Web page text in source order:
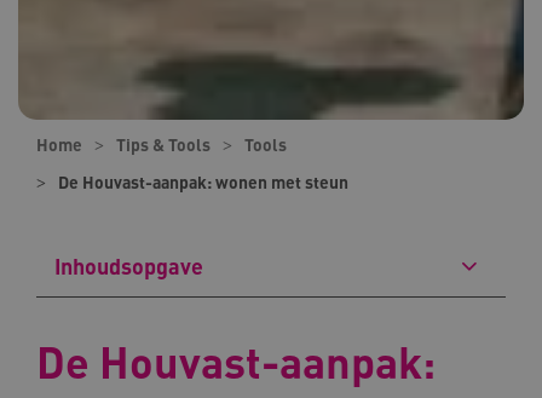
Home Tips & Tools
Tools
De Houvast-aanpak: wonen met steun
Inhoudsopgave
De Houvast-aanpak: